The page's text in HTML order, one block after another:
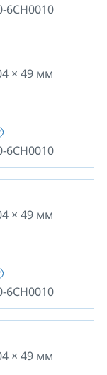
6CH0010
× 49 мм
6CH0010
× 49 мм
6CH0010
× 49 мм